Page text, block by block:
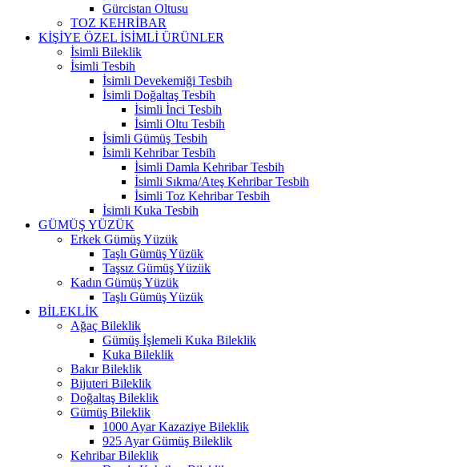
Gürcistan Oltusu
TOZ KEHRİBAR
KİŞİYE ÖZEL İSİMLİ ÜRÜNLER
İsimli Bileklik
İsimli Tesbih
İsimli Devekemiği Tesbih
İsimli Doğaltaş Tesbih
İsimli İnci Tesbih
İsimli Oltu Tesbih
İsimli Gümüş Tesbih
İsimli Kehribar Tesbih
İsimli Damla Kehribar Tesbih
İsimli Sıkma/Ateş Kehribar Tesbih
İsimli Toz Kehribar Tesbih
İsimli Kuka Tesbih
GÜMÜŞ YÜZÜK
Erkek Gümüş Yüzük
Taşlı Gümüş Yüzük
Taşsız Gümüş Yüzük
Kadın Gümüş Yüzük
Taşlı Gümüş Yüzük
BİLEKLİK
Ağaç Bileklik
Gümüş İşlemeli Kuka Bileklik
Kuka Bileklik
Bakır Bileklik
Bijuteri Bileklik
Doğaltaş Bileklik
Gümüş Bileklik
1000 Ayar Kazaziye Bileklik
925 Ayar Gümüş Bileklik
Kehribar Bileklik